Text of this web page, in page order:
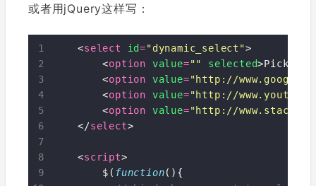
或者用jQuery这样写：
    <
select id="dynamic_select">
        <
option value="" selected>Pick a
        <
option value="http://
        <
option value="http://
        <
option value="http://
    </
select>
    <
script>
        $(
function(){